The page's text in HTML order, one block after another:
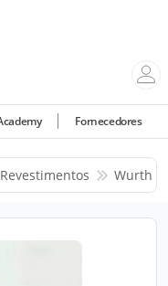
Fornecedores
Wurth